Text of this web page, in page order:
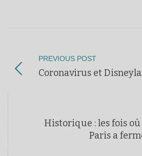
PREVIOUS POST
Coronavirus et
Historique : les fois
Paris a